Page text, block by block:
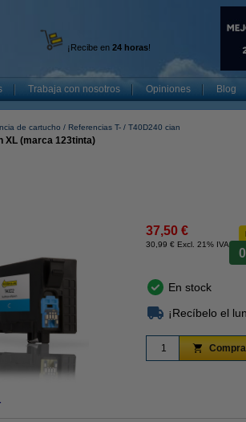
¡Recibe en 24 horas!
Trabaja con nosotros Opiniones Blog
de cartucho Referencias T- T40D240 cian
XL (marca 123tinta)
37,50 €
30,99 € Excl. 21% IVA
En stock
¡Recíbelo el